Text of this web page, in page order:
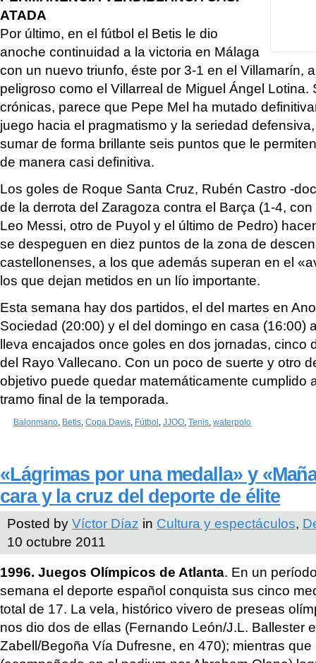
ATADA
Por último, en el fútbol el Betis le dio
anoche continuidad a la victoria en Málaga
con un nuevo triunfo, éste por 3-1 en el Villamarín,
peligroso como el Villarreal de Miguel Ángel Lotina.
crónicas, parece que Pepe Mel ha mutado
juego hacia el pragmatismo y la seriedad
sumar de forma brillante seis puntos que le
de manera casi definitiva.
Los goles de Roque Santa Cruz, Rubén Castro -
de la derrota del Zaragoza contra el Barça (1-4,
Leo Messi, otro de Puyol y el último de Pedro)
se despeguen en diez puntos de la zona de
castellonenses, a los que además superan en el
los que dejan metidos en un lío importante.
Esta semana hay dos partidos, el del martes en
Sociedad (20:00) y el del domingo en casa (16:00)
lleva encajados once goles en dos jornadas, cinco
del Rayo Vallecano. Con un poco de suerte y otro
objetivo puede quedar matemáticamente cumplido
tramo final de la temporada.
Balonmano, Betis, Copa Davis, Fútbol , JJOO, Tenis, waterpolo
«Lágrimas por una medalla» y
cara y la cruz del deporte de élite
Posted by Víctor Díaz in Cultura y espectáculos,
10 octubre 2011
1996. Juegos Olímpicos de Atlanta. En un
semana el deporte español conquista sus cinco
total de 17. La vela, histórico vivero de preseas
nos dio dos de ellas (Fernando León/J.L. Ballester
Zabell/Begoña Vía Dufresne, en 470); mientras